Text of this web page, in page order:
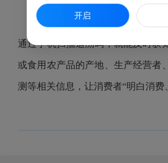
据了解，消费者通过食品安全
通过手机扫描追溯码，就能及时获
或食用农产品的产地、生产经营者
测等相关信息，让消费者“明白消费
开启